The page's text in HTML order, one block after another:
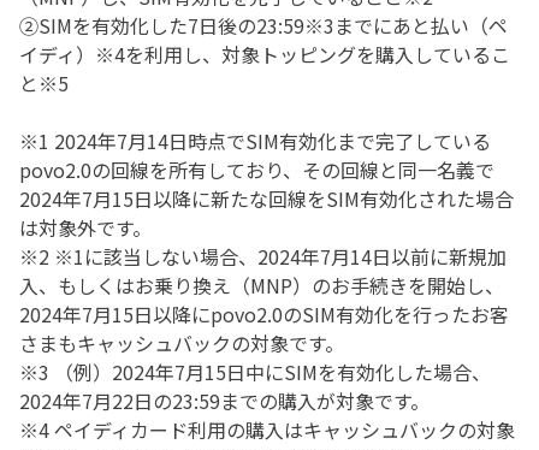
②SIMを有効化した7日後の23:59※3までにあと払い（ペ
イディ）※4を利用し、対象トッピングを購入しているこ
と※5
※1 2024年7月14日時点でSIM有効化まで完了している
povo2.0の回線を所有しており、その回線と同一名義で
2024年7月15日以降に新たな回線をSIM有効化された場合
は対象外です。
※2 ※1に該当しない場合、2024年7月14日以前に新規加
入、もしくはお乗り換え（MNP）のお手続きを開始し、
2024年7月15日以降にpovo2.0のSIM有効化を行ったお客
さまもキャッシュバックの対象です。
※3 （例）2024年7月15日中にSIMを有効化した場合、
2024年7月22日の23:59までの購入が対象です。
※4 ペイディカード利用の購入はキャッシュバックの対象